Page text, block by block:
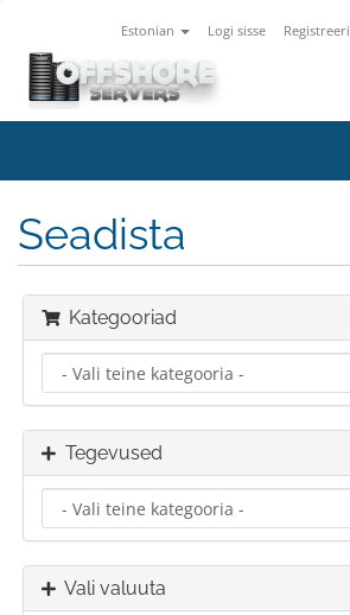
Estonian Logi sisse Registreeri
Seadista
Kategooriad
Tegevused
Vali valuuta